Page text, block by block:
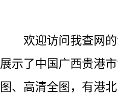
欢迎访问我查网
展示了中国广西贵港
图、高清全图，有港